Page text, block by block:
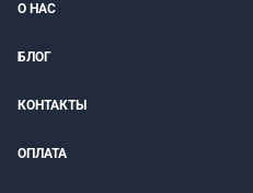
О НАС
БЛОГ
КОНТАКТЫ
ОПЛАТА